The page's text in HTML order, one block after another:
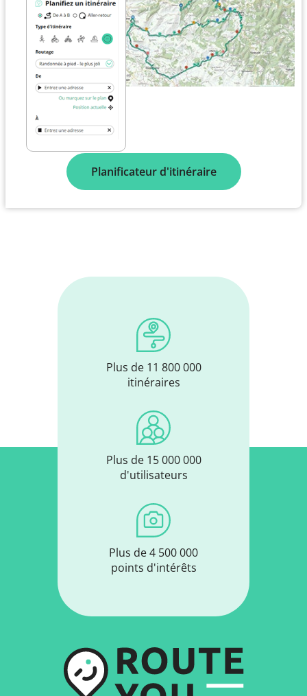
Planificateur d'itinéraire
Plus de 11 800 000
itinéraires
Plus de 15 000 000
d'utilisateurs
Plus de 4 500 000
points d'intérêts